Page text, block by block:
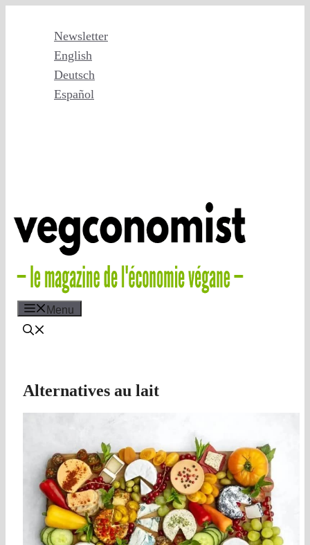
Newsletter
English
Deutsch
Español
Menu
Alternatives au lait